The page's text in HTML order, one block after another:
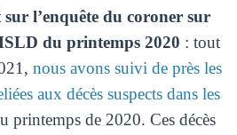
l’enquête du coroner sur
du printemps 2020 : tout
nous avons suivi de près les
aux décès suspects dans les
printemps de 2020. Ces décès